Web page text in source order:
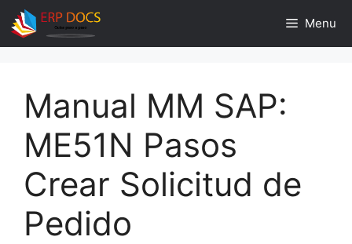
Skip
to
content
Menu
Manual MM SAP:
ME51N Pasos
Crear Solicitud de
Pedido